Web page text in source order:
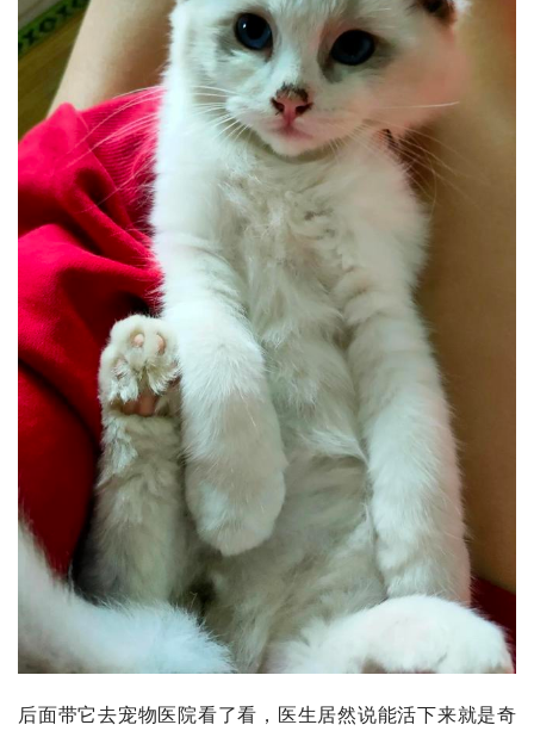
后面带它去宠物医院看了看，医生居然说能活下来就是奇